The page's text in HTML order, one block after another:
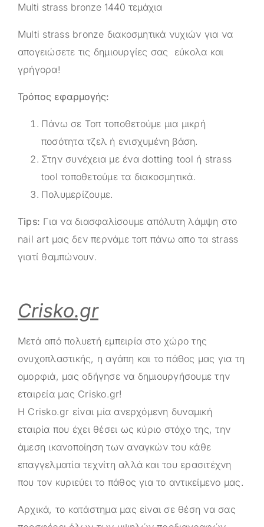
Multi strass bronze 1440 τεμάχια
Multi strass bronze διακοσμητικά νυχιών για να
απογειώσετε τις δημιουργίες σας εύκολα και
γρήγορα!
Τρόπος εφαρμογής:
Πάνω σε Τοπ τοποθετούμε μια μικρή
ποσότητα τζελ ή ενισχυμένη βάση.
Στην συνέχεια με ένα dotting tool ή strass
tool τοποθετούμε τα διακοσμητικά.
Πολυμερίζουμε.
Tips: Για να διασφαλίσουμε απόλυτη λάμψη στο
nail art μας δεν περνάμε τοπ πάνω απο τα strass
γιατί θαμπώνουν.
Crisko.gr
Μετά από πολυετή εμπειρία στο χώρο της
ονυχοπλαστικής, η αγάπη και το πάθος μας για τη
ομορφιά, μας οδήγησε να δημιουργήσουμε την
εταιρεία μας Crisko.gr!
Η Crisko.gr είναι μία ανερχόμενη δυναμική
εταιρία που έχει θέσει ως κύριο στόχο της, την
άμεση ικανοποίηση των αναγκών του κάθε
επαγγελματία τεχνίτη αλλά και του ερασιτέχνη
που τον κυριεύει το πάθος για το αντικείμενο μας.
Αρχικά, το κατάστημα μας είναι σε θέση να σας